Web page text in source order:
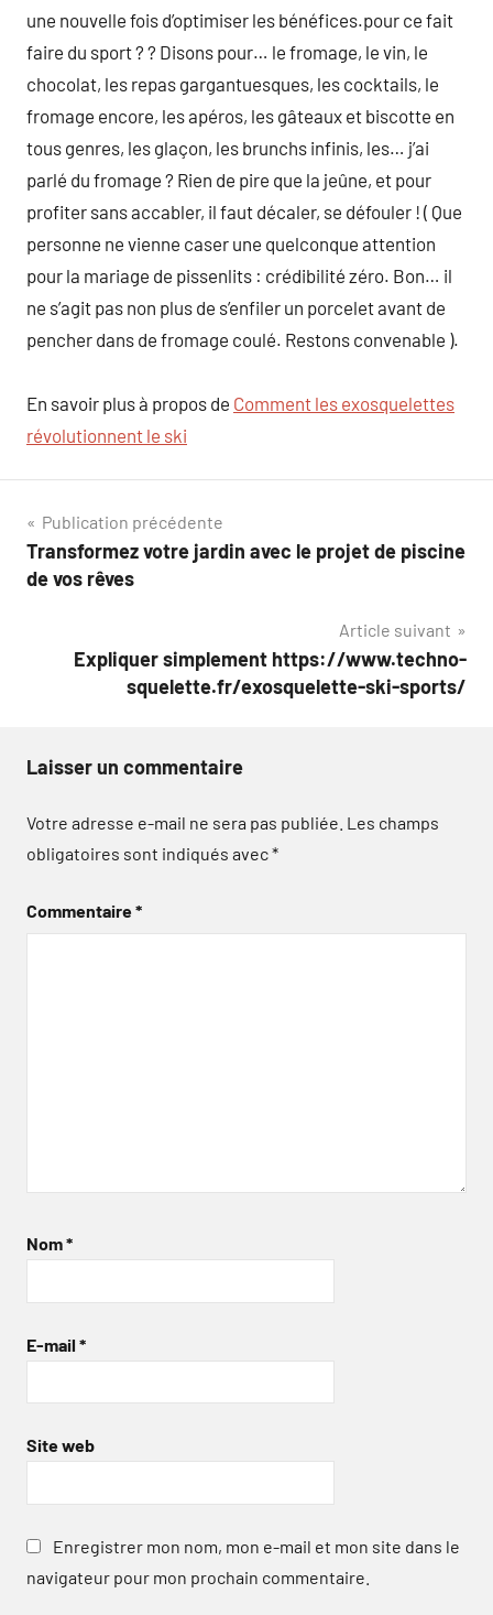
une nouvelle fois d’optimiser les bénéfices.pour ce fait
faire du sport ? ? Disons pour… le fromage, le vin, le
chocolat, les repas gargantuesques, les cocktails, le
fromage encore, les apéros, les gâteaux et biscotte en
tous genres, les glaçon, les brunchs infinis, les… j’ai
parlé du fromage ? Rien de pire que la jeûne, et pour
profiter sans accabler, il faut décaler, se défouler ! ( Que
personne ne vienne caser une quelconque attention
pour la mariage de pissenlits : crédibilité zéro. Bon… il
ne s’agit pas non plus de s’enfiler un porcelet avant de
pencher dans de fromage coulé. Restons convenable ).
En savoir plus à propos de Comment les exosquelettes
révolutionnent le ski
Navigation
de
Publication précédente
Transformez votre jardin avec le projet de piscine
de vos rêves
Article suivant
Expliquer simplement https://www.techno-
squelette.fr/exosquelette-ski-sports/
Laisser un commentaire
Votre adresse e-mail ne sera pas publiée. Les champs
obligatoires sont indiqués avec*
Commentaire*
Nom*
E-mail *
Site web
Enregistrer mon nom, mon e-mail et mon site dans le
navigateur pour mon prochain commentaire.